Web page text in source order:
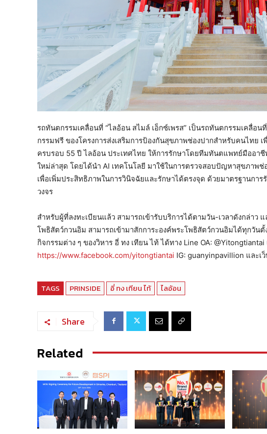
รถทันตกรรมเคลื่อนที่ “ไลอ้อน สไมล์ เอ็กซ์เพรส” เป็นรถทันตกรรมเคลื่อ
กรรมฟรี ของโครงการส่งเสริมการป้องกันสุขภาพช่องปากสำหรับคนไทย
ครบรอบ 55 ปี ไลอ้อน ประเทศไทย ให้การรักษาโดยทีมทันตแพทย์มืออ
ใหม่ล่าสุด โดยได้นำ AI เทคโนโลยี มาใช้ในการตรวจสอบปัญหาสุขภาพช่
เพื่อเพิ่มประสิทธิภาพในการวินิจฉัยและรักษาได้ตรงจุด ด้วยมาตรฐานก
วงจร
สำหรับผู้ที่ลงทะเบียนแล้ว สามารถเข้ารับบริการได้ตามวัน-เวลาดังกล่า
โพธิสัตว์กวนอิม สามารถเข้ามาสักการะองค์พระโพธิสัตว์กวนอิมได้ทุกวัน
กิจกรรมต่าง ๆ ของวิหาร อี่ ทง เทียน ไท้ ได้ทาง Line OA:
https://www.facebook.com/yitongtiantai IG: guanyinpavillion และเ
TAGS PRINSIDE อี่ ทง เทียน ไท้ ไลอ้อน
Share
Related